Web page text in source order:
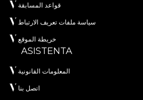
قواعد المسابقة
سياسة ملفات تعريف الارتباط
خريطة الموقع
ASISTENTA
المعلومات القانونية
اتصل بنا